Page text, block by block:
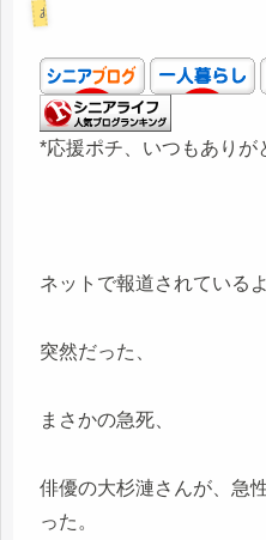
あれこれ
*応援ポチ、いつもありが
ネットで報道されているよ
突然だった、
まさかの急死、
俳優の大杉漣さんが、急
った。